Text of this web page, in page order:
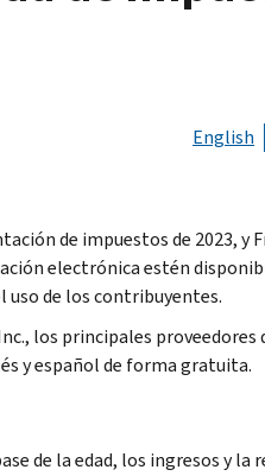
English
de impuestos de 2023, y
electrónica estén
de los contribuyentes.
los principales proveedores
y español de forma gratuita.
de la edad, los ingresos y la